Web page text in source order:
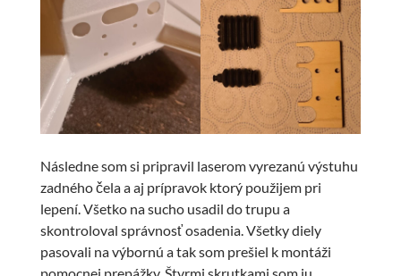
Následne som si pripravil laserom vyrezanú výstuhu
zadného čela a aj prípravok ktorý použijem pri
lepení. Všetko na sucho usadil do trupu a
skontroloval správnosť osadenia. Všetky diely
pasovali na výbornú a tak som prešiel k montáži